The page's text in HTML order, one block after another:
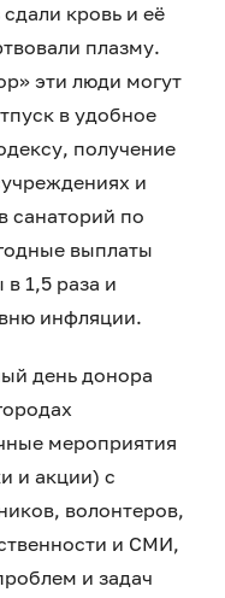
кровь и её
плазму.
эти люди могут
в удобное
получение
и
санаторий по
выплаты
1,5 раза и
инфляции.
день донора
мероприятия
и акции) с
волонтеров,
и СМИ,
и задач